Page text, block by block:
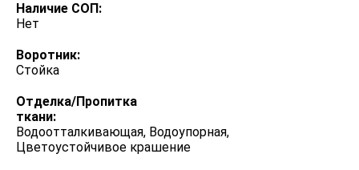
Наличие СОП:
Нет
Воротник:
Стойка
Отделка/Пропитка
ткани:
Водоотталкивающая, Водоупорная,
Цветоустойчивое крашение